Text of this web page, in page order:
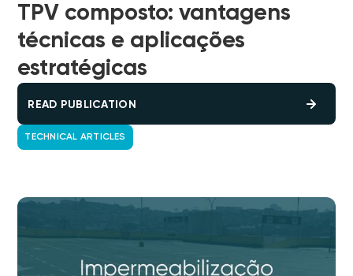
TPV composto: vantagens
técnicas e aplicações
estratégicas
READ PUBLICATION
TECHNICAL ARTICLES